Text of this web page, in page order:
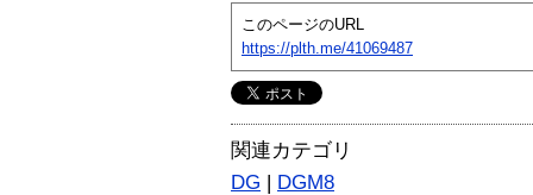
このページのURL
https://plth.me/41069487
関連カテゴリ
DG | DGM8